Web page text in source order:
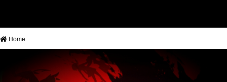
RTS/MOBA
Home